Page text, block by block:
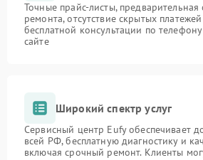
Точные прайс-листы,
ремонта, отсутствие скрытых
бесплатной консультации по
сайте
Широкий спектр услуг
Сервисный центр Eufy обеспечивает
всей РФ, бесплатную диагностику и
включая срочный ремонт. Клиенты